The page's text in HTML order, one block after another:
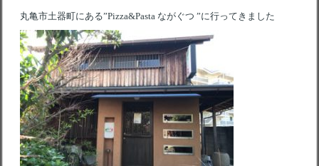
丸亀市土器町にある”Pizza&Pasta ながぐつ ”に行ってきました